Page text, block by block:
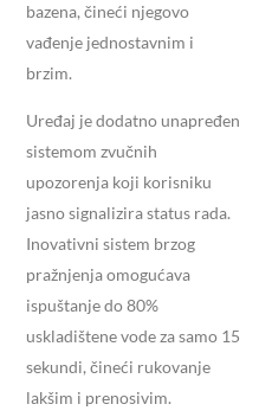
bazena, čineći njegovo
vađenje jednostavnim i
brzim.
Uređaj je dodatno unapređen
sistemom zvučnih
upozorenja koji korisniku
jasno signalizira status rada.
Inovativni sistem brzog
pražnjenja omogućava
ispuštanje do 80%
uskladištene vode za samo 15
sekundi, čineći rukovanje
lakšim i prenosivim.